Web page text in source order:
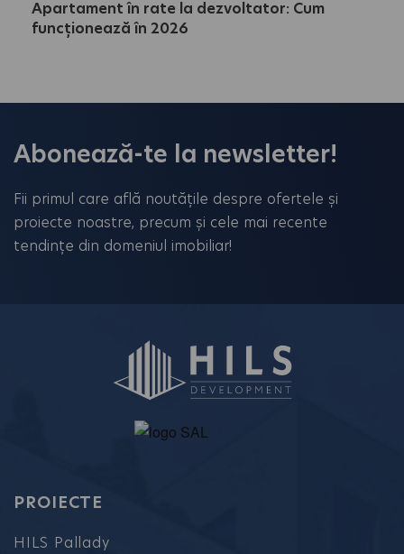
Apartament în rate la dezvoltator: Cum
funcționează în 2026
Abonează-te la newsletter!
Fii primul care află noutățile despre ofertele și
proiecte noastre, precum și cele mai recente
tendințe din domeniul imobiliar!
PROIECTE
HILS Pallady